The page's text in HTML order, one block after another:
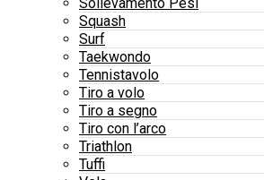
Squash
Surf
Taekwondo
Tennistavolo
Tiro a volo
Tiro a segno
Tiro con l’arco
Triathlon
Tuffi